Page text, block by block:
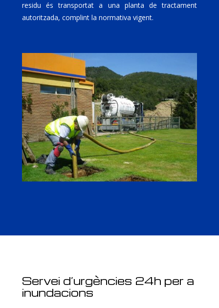
residu és transportat a una planta de tractament
autoritzada, complint la normativa vigent.
Servei d’urgències 24h per a
inundacions